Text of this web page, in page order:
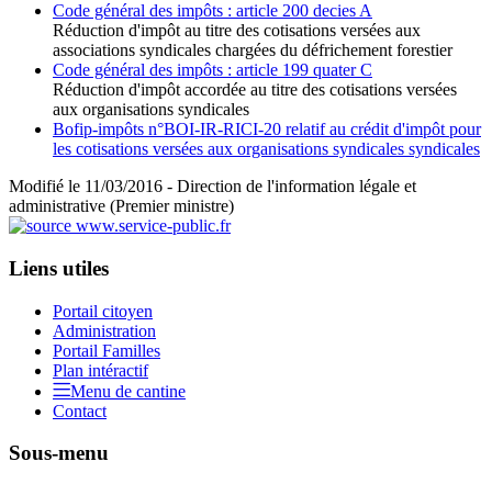
Code général des impôts : article 200 decies A
Réduction d'impôt au titre des cotisations versées aux
associations syndicales chargées du défrichement forestier
Code général des impôts : article 199 quater C
Réduction d'impôt accordée au titre des cotisations versées
aux organisations syndicales
Bofip-impôts n°BOI-IR-RICI-20 relatif au crédit d'impôt pour
les cotisations versées aux organisations syndicales syndicales
Modifié le 11/03/2016 - Direction de l'information légale et
administrative (Premier ministre)
Liens utiles
Portail citoyen
Administration
Portail Familles
Plan intéractif
Menu de cantine
Contact
Sous-menu